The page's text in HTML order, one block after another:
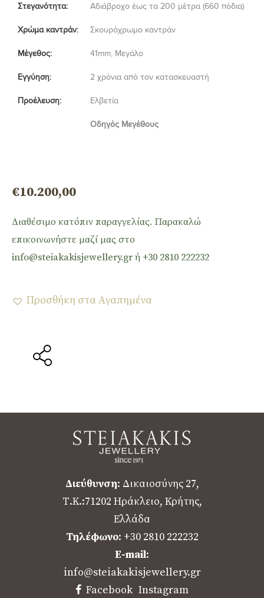
Στεγανότητα: Αδιάβροχο έως τα 200 μέτρα (660 πόδια)
Χρώμα καντράν: Σκουρόχρωμο καντράν
Μέγεθος: 41mm, Μεγάλο
Εγγύηση: 2 χρόνια από τον κατασκευαστή
Προέλευση: Ελβετία
Οδηγός Μεγέθους
€10.200,00
Διαθέσιμο κατόπιν παραγγελίας. Παρακαλώ
επικοινωνήστε μαζί μας στο
info@steiakakisjewellery.gr ή +30 2810 222232
Προσθήκη στα Αγαπημένα
Διεύθυνση: Δικαιοσύνης 27,
Τ.Κ.:71202 Ηράκλειο, Κρήτης,
Ελλάδα
Τηλέφωνο: +30 2810 222232
E-mail:
info@steiakakisjewellery.gr
Facebook Instagram